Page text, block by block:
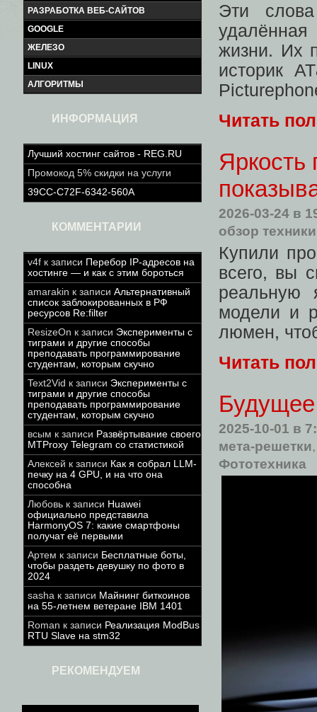
РАЗРАБОТКА ВЕБ-САЙТОВ
GOOGLE
ЖЕЛЕЗО
LINUX
АЛГОРИТМЫ
ИНФОРМАЦИЯ
Лучший хостинг сайтов - REG.RU
Промокод 5% скидки на услуги
39CC-C72F-6342-560A
КОММЕНТАРИИ
v4f к записи Перебор IP-адресов на
хостинге — и как с этим бороться
amarakin к записи Альтернативный
список заблокированных в РФ
ресурсов Re:filter
ResizeOn к записи Эксперименты с
тиграми и другие способы
преподавать программирование
студентам, которым скучно
Text2Vid к записи Эксперименты с
тиграми и другие способы
преподавать программирование
студентам, которым скучно
всым к записи Развёртывание своего
MTProxy Telegram со статистикой
Алексей к записи Как я собрал LLM-
печку на 4 GPU, и на что она
способна
Любовь к записи Huawei
официально представила
HarmonyOS 7: какие смартфоны
получат её первыми
Артем к записи Бесплатные боты,
чтобы раздеть девушку по фото в
2024
sasha к записи Майнинг биткоинов
на 55-летнем ветеране IBM 1401
Roman к записи Реализация ModBus
RTU Slave на stm32
РЕКОМЕНДУЕМ
Эти
жизни. Их
историк
Читать
Яркость
2026-03-24 в
обзор техники
Купили
всего, вы
реальную
модели и
люмен,
Читать
2025-10-01 в
мета-решетки
Фототехника